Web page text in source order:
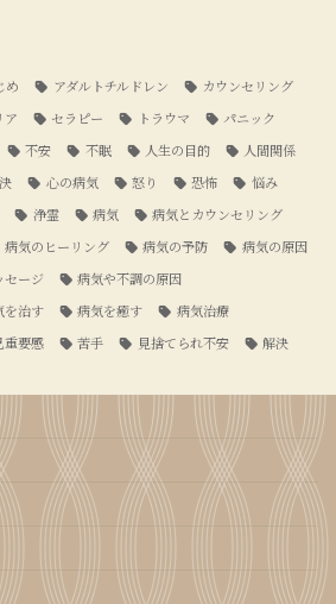
め アダルトチルドレン
カウンセリング
ア セラピー トラウマ
パニック
不安 不眠 人生の目的
人間関係
心の病気 怒り 恐怖
悩み
浄霊 病気
病気とカウンセリング
病気のヒーリング 病気の予防
病気の原因
セージ
病気や不調の原因
を治す 病気を癒す
病気治療
重要感 苦手 見捨てられ不安 解決